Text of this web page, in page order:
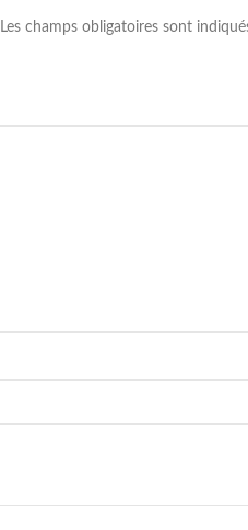
Les champs obligatoires sont